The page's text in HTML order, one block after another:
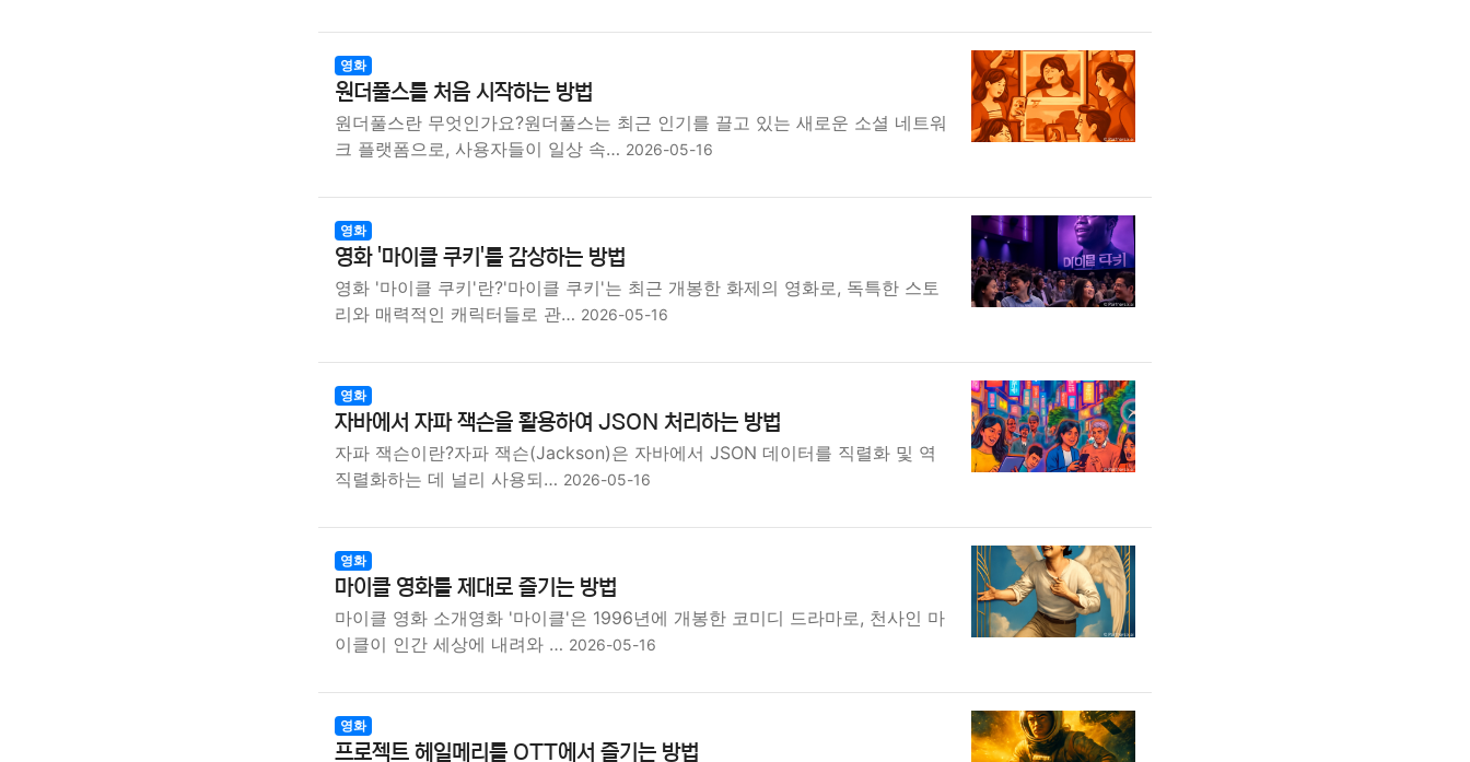
영화
원더풀스를 처음 시작하는 방법
원더풀스란 무엇인가요?원더풀스는 최근 인기를 끌고 있는 새로운 소셜 네트워
크 플랫폼으로, 사용자들이 일상 속… 2026-05-16
영화
영화 '마이클 쿠키'를 감상하는 방법
영화 '마이클 쿠키'란?'마이클 쿠키'는 최근 개봉한 화제의 영화로, 독특한 스토
리와 매력적인 캐릭터들로 관… 2026-05-16
영화
자바에서 자파 잭슨을 활용하여 JSON 처리하는 방법
자파 잭슨이란?자파 잭슨(Jackson)은 자바에서 JSON 데이터를 직렬화 및 역
직렬화하는 데 널리 사용되… 2026-05-16
영화
마이클 영화를 제대로 즐기는 방법
마이클 영화 소개영화 '마이클'은 1996년에 개봉한 코미디 드라마로, 천사인 마
이클이 인간 세상에 내려와 … 2026-05-16
영화
프로젝트 헤일메리를 OTT에서 즐기는 방법